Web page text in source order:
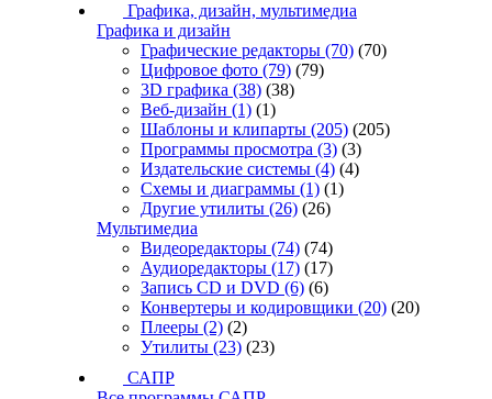
Графика, дизайн, мультимедиа
Графика и дизайн
Графические редакторы (70) (70)
Цифровое фото (79) (79)
3D графика (38) (38)
Веб-дизайн (1) (1)
Шаблоны и клипарты (205) (205)
Программы просмотра (3) (3)
Издательские системы (4) (4)
Схемы и диаграммы (1) (1)
Другие утилиты (26) (26)
Мультимедиа
Видеоредакторы (74) (74)
Аудиоредакторы (17) (17)
Запись CD и DVD (6) (6)
Конвертеры и кодировщики (20) (20)
Плееры (2) (2)
Утилиты (23) (23)
САПР